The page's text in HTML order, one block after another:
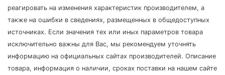
реагировать на изменения характеристик производителем, а
также на ошибки в сведениях, размещенных в общедоступных
источниках. Если значения тех или иных параметров товара
исключительно важны для Вас, мы рекомендуем уточнять
информацию на официальных сайтах производителей. Описание
товара, информация о наличии, сроках поставки на нашем сайте